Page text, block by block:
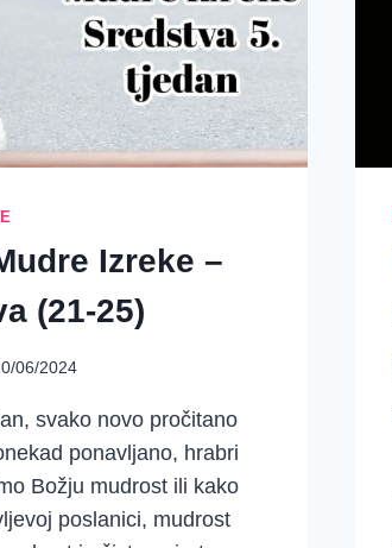
Izreke –
(21-25)
06/2024
svako novo pročitano
ponavljano, hrabri
Božju mudrost ili kako
poslanici, mudrost